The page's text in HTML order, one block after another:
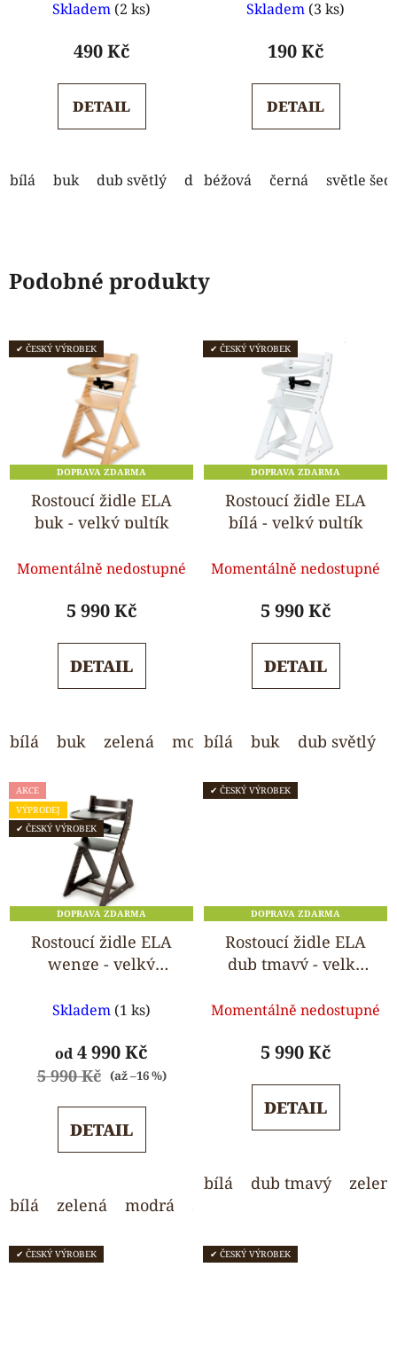
hodnocení
produktu
5,0
z
Skladem (2 ks)
490 Kč
DETAIL
bílá buk dub světlý dub tmavý modrá ořech
hodnocení
produktu
5,0
z
Skladem (3 ks)
190 Kč
DETAIL
béžová černá světle
Podobné produkty
✔ ČESKÝ VÝROBEK
DOPRAVA ZDARMA
Rostoucí židle ELA
buk - velký pultík
hodnocení
produktu
5,0
z
Momentálně nedostupné
5 990 Kč
DETAIL
bílá buk zelená modrá světle šedá
✔ ČESKÝ VÝROBEK
DOPRAVA ZDARMA
Rostoucí židle ELA
bílá - velký pultík
hodnocení
produktu
5,0
z
Momentálně nedostupné
5 990 Kč
DETAIL
bílá buk dub světlý
AKCE
VÝPRODEJ
✔ ČESKÝ VÝROBEK
DOPRAVA ZDARMA
Rostoucí židle ELA
wenge - velký
hodnocení
produktu
je
5
Skladem (1 ks)
od4 990 Kč
5 990 Kč (až –16 %)
DETAIL
bílá zelená modrá světle šedá
✔ ČESKÝ VÝROBEK
DOPRAVA ZDARMA
Rostoucí židle ELA
dub tmavý - velký
hodnocení
produktu
5,0
z
Momentálně nedostupné
5 990 Kč
DETAIL
bílá dub tmavý
✔ ČESKÝ VÝROBEK ✔ ČESKÝ VÝROBEK